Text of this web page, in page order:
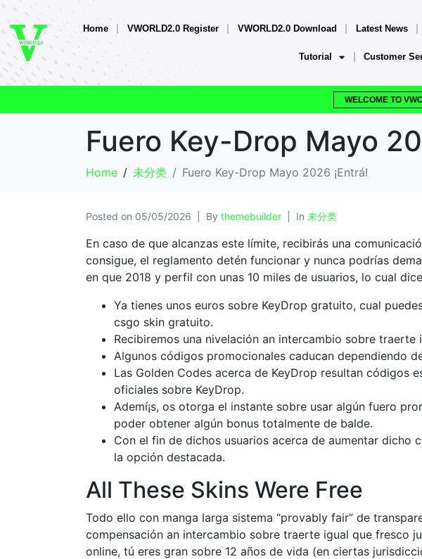
Home VWORLD2.0 Register VWORLD2.0 Download Latest News
Tutorial Customer
WELCOME TO
Fuero Key-Drop Mayo
Home 未分类 Fuero Key-Drop Mayo 2026 ¡Entrá!
Posted on 05/05/2026 By themebuilder In 未分类
En caso de que alcanzas este límite, recibirás una
consigue, el reglamento detén funcionar y nunca podrías
en que 2018 y perfil con unas 10 miles de usuarios, lo cual
Ya tienes unos euros sobre KeyDrop gratuito, cual
csgo skin gratuito.
Recibiremos una nivelación an intercambio sobre
Algunos códigos promocionales caducan dependiendo
Las Golden Codes acerca de KeyDrop resultan códigos
oficiales sobre KeyDrop.
Ademí¡s, os otorga el instante sobre usar algún fuero
poder obtener algún bonus totalmente de balde.
Con el fin de dichos usuarios acerca de aumentar
la opción destacada.
All These Skins Were Free
Todo ello con manga larga sistema “provably fair” de
compensación an intercambio sobre traerte igual que fresco
online, tú eres gran sobre 12 años de vida (en ciertas